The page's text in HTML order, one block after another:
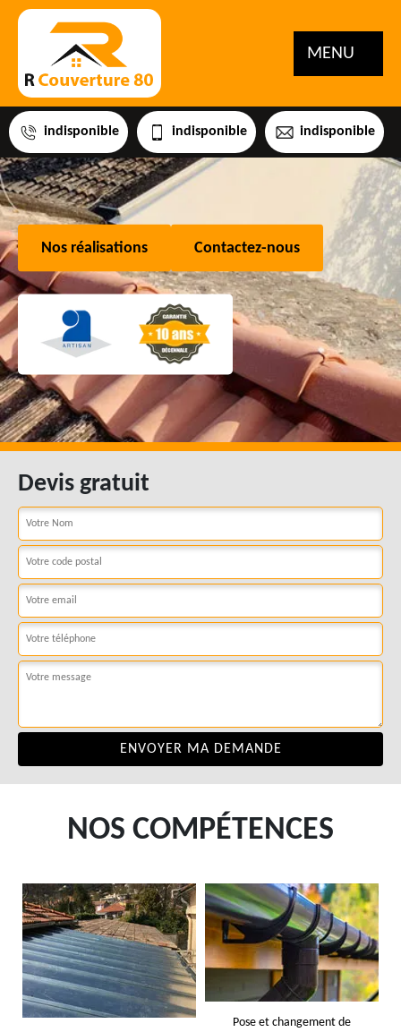
MENU
indisponible indisponible indisponible
Nos réalisations Contactez-nous
Devis gratuit
NOS COMPÉTENCES
Pose et changement de